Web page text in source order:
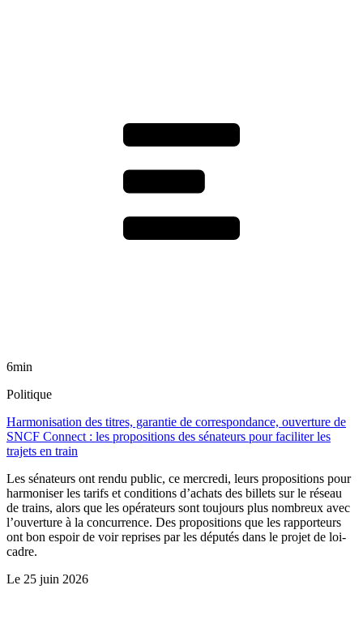
6min
Politique
Harmonisation des titres, garantie de correspondance, ouverture de
SNCF Connect : les propositions des sénateurs pour faciliter les
trajets en train
Les sénateurs ont rendu public, ce mercredi, leurs propositions pour
harmoniser les tarifs et conditions d’achats des billets sur le réseau
de trains, alors que les opérateurs sont toujours plus nombreux avec
l’ouverture à la concurrence. Des propositions que les rapporteurs
ont bon espoir de voir reprises par les députés dans le projet de loi-
cadre.
Le 25 juin 2026